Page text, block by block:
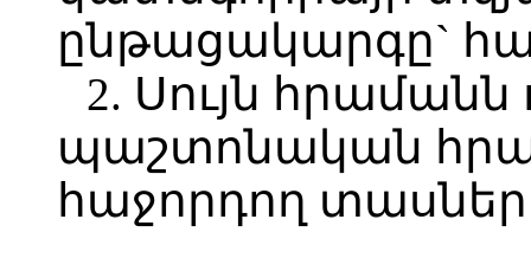
ընթացակարգը`
2. Սույն հրամանն
պաշտոնական
հաջորդող